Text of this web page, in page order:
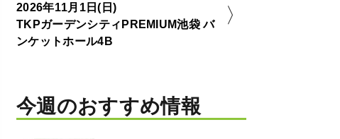
2026年11月1日(日)
TKPガーデンシティPREMIUM池袋 バ
ンケットホール4B
今週のおすすめ情報